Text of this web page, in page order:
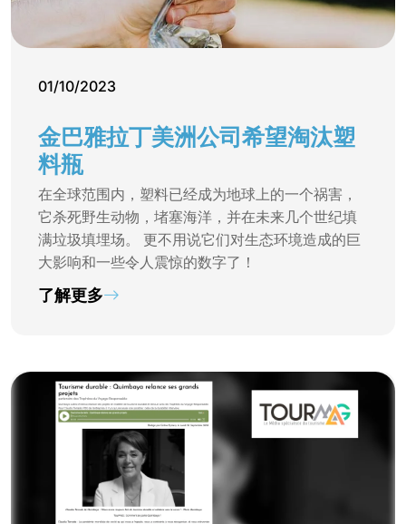
01/10/2023
金巴雅拉丁美洲公司希望淘汰塑
料瓶
在全球范围内，塑料已经成为地球上的一个祸害，
它杀死野生动物，堵塞海洋，并在未来几个世纪填
满垃圾填埋场。 更不用说它们对生态环境造成的巨
大影响和一些令人震惊的数字了！
了解更多